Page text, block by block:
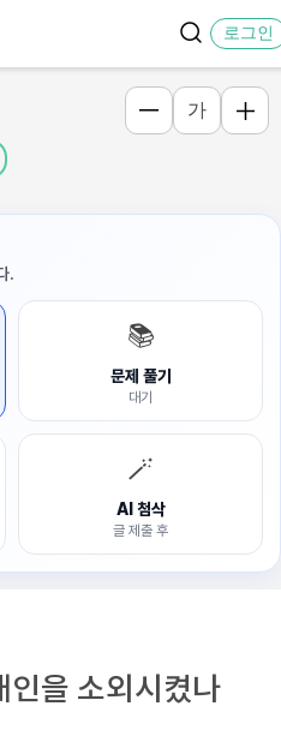
로그인
가
.
📚
문제 풀기
대기
🪄
AI 첨삭
글 제출 후
인을 소외시켰나